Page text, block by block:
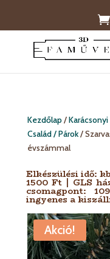
Kezdőlap/
Család / Párok/
évszámmal
Elkészülési idő:
1500 Ft | GLS
csomagpont:
ingyenes a
Akció!